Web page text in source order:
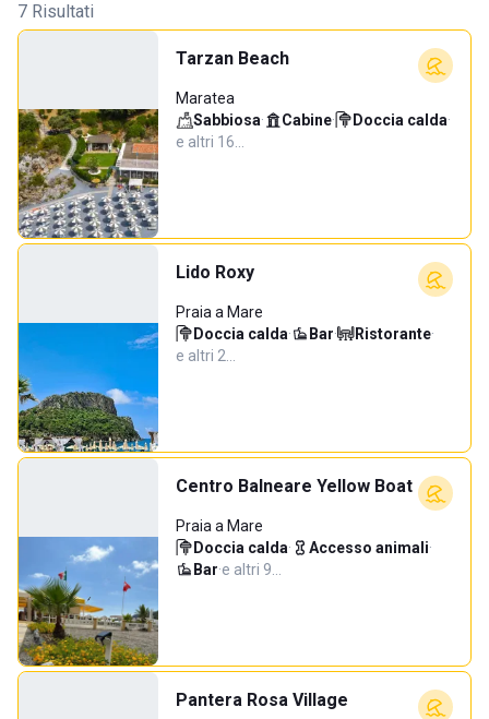
7 Risultati
Tarzan Beach
Maratea
Sabbiosa· Cabine· Doccia calda·
e altri 16…
Lido Roxy
Praia a Mare
Doccia calda· Bar· Ristorante·
e altri 2…
Centro Balneare Yellow Boat
Praia a Mare
Doccia calda· Accesso animali·
Bar·e altri 9…
Pantera Rosa Village